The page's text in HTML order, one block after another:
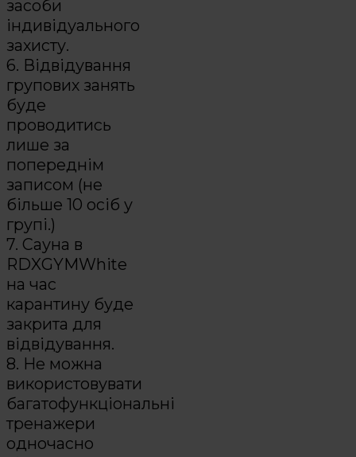
засоби
індивідуального
захисту.
6. Відвідування
групових занять
буде
проводитись
лише за
попереднім
записом (не
більше 10 осіб у
групі.)
7. Сауна в
RDXGYMWhite
на час
карантину буде
закрита для
відвідування.
8. Не можна
використовувати
багатофункціональні
тренажери
одночасно